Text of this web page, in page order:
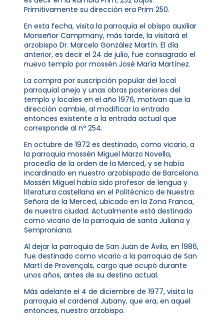
Primitivamente su dirección era Prim 250.
En esta fecha, visita la parroquia el obispo auxiliar
Monseñor Campmany, más tarde, la visitará el
arzobispo Dr. Marcelo González Martín. El día
anterior, es decir el 24 de julio, fue consagrado el
nuevo templo por mossén José María Martínez.
La compra por suscripción popular del local
parroquial anejo y unas obras posteriores del
templo y locales en el año 1976, motivan que la
dirección cambie, al modificar la entrada
entonces existente a la entrada actual que
corresponde al nº 254.
En octubre de 1972 es destinado, como vicario, a
la parroquia mossén Miguel Marzo Novella,
procedía de la orden de la Merced, y se había
incardinado en nuestro arzobispado de Barcelona.
Mossén Miguel había sido profesor de lengua y
literatura castellana en el Politécnico de Nuestra
Señora de la Merced, ubicado en la Zona Franca,
de nuestra ciudad. Actualmente está destinado
como vicario de la parroquia de santa Juliana y
Semproniana.
Al dejar la parroquia de San Juan de Ávila, en 1986,
fue destinado como vicario a la parroquia de San
Martí de Provençals, cargo que ocupó durante
unos años, antes de su destino actual.
Más adelante el 4 de diciembre de 1977, visita la
parroquia el cardenal Jubany, que era, en aquel
entonces, nuestro arzobispo.